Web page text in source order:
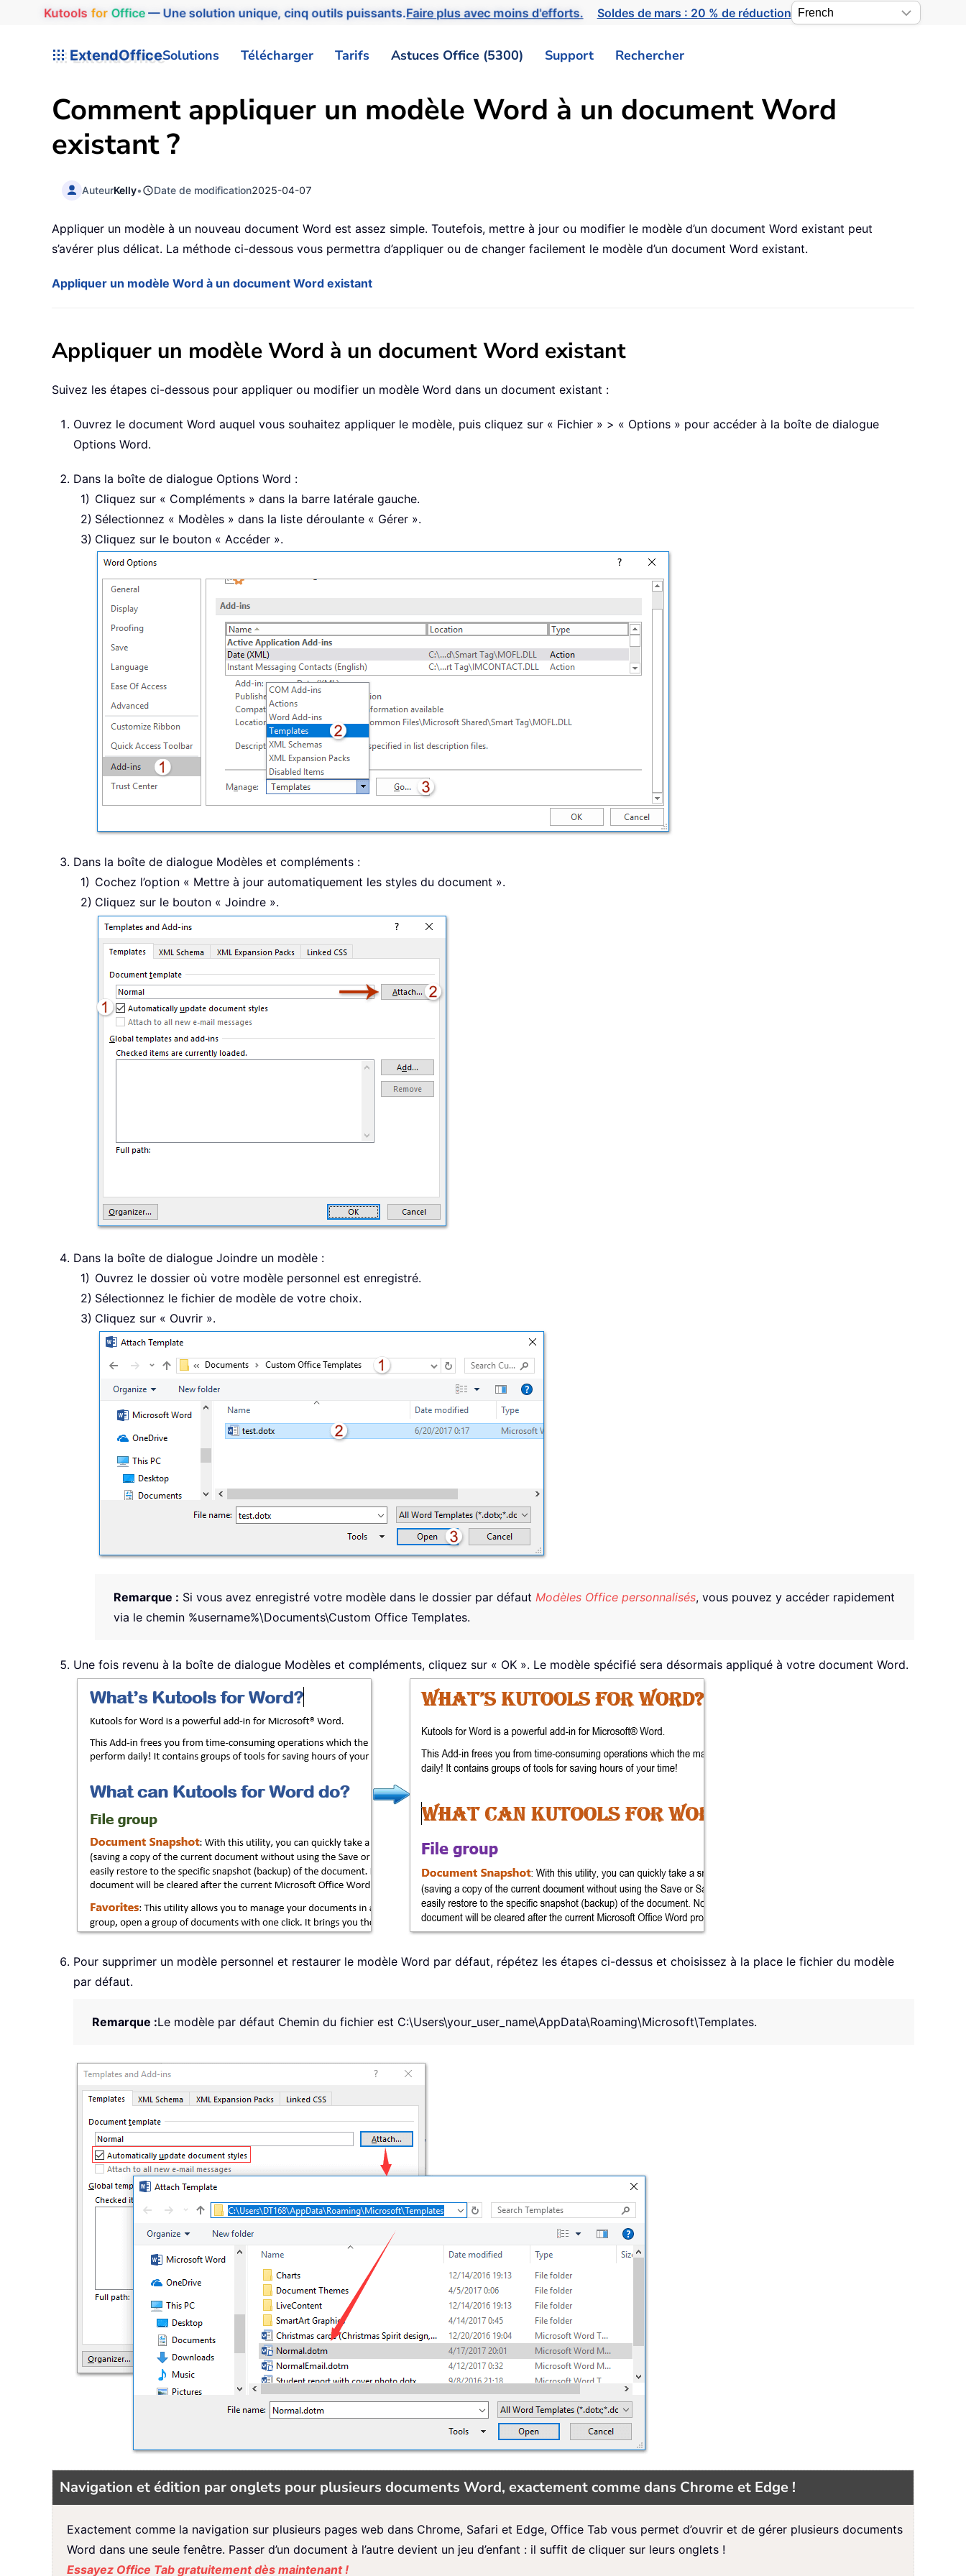
Kutools for Office— Une solution unique, cinq outils puissants.Faire plus avec moins d'efforts. Soldes de mars : 20 % de réduction
ExtendOfficeSolutions Télécharger Tarifs Astuces Office (5300) Support Rechercher
Comment appliquer un modèle Word à un document Word
existant ?
AuteurKelly• Date de modification2025-04-07
Appliquer un modèle à un nouveau document Word est assez simple. Toutefois, mettre à jour ou modifier le modèle d’un document Word existant peut
s’avérer plus délicat. La méthode ci-dessous vous permettra d’appliquer ou de changer facilement le modèle d’un document Word existant.
Appliquer un modèle Word à un document Word existant
Appliquer un modèle Word à un document Word existant
Suivez les étapes ci-dessous pour appliquer ou modifier un modèle Word dans un document existant :
Ouvrez le document Word auquel vous souhaitez appliquer le modèle, puis cliquez sur « Fichier » > « Options » pour accéder à la boîte de dialogue
Options Word.
Dans la boîte de dialogue Options Word :
Cliquez sur « Compléments » dans la barre latérale gauche.
Sélectionnez « Modèles » dans la liste déroulante « Gérer ».
Cliquez sur le bouton « Accéder ».
Dans la boîte de dialogue Modèles et compléments :
Cochez l’option « Mettre à jour automatiquement les styles du document ».
Cliquez sur le bouton « Joindre ».
Dans la boîte de dialogue Joindre un modèle :
Ouvrez le dossier où votre modèle personnel est enregistré.
Sélectionnez le fichier de modèle de votre choix.
Cliquez sur « Ouvrir ».
Remarque : Si vous avez enregistré votre modèle dans le dossier par défaut Modèles Office personnalisés, vous pouvez y accéder rapidement
via le chemin %username%\Documents\Custom Office Templates.
Une fois revenu à la boîte de dialogue Modèles et compléments, cliquez sur « OK ». Le modèle spécifié sera désormais appliqué à votre document Word.
Pour supprimer un modèle personnel et restaurer le modèle Word par défaut, répétez les étapes ci-dessus et choisissez à la place le fichier du modèle
par défaut.
Remarque :Le modèle par défaut Chemin du fichier est C:\Users\your_user_name\AppData\Roaming\Microsoft\Templates.
Navigation et édition par onglets pour plusieurs documents Word, exactement comme dans Chrome et Edge !
Exactement comme la navigation sur plusieurs pages web dans Chrome, Safari et Edge, Office Tab vous permet d’ouvrir et de gérer plusieurs documents
Word dans une seule fenêtre. Passer d’un document à l’autre devient un jeu d’enfant : il suffit de cliquer sur leurs onglets !
Essayez Office Tab gratuitement dès maintenant !